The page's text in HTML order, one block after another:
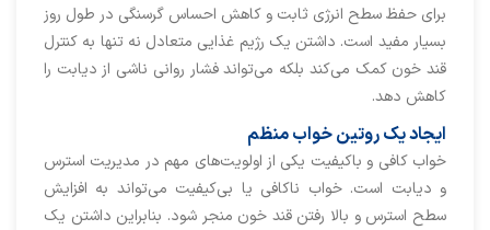
برای حفظ سطح انرژی ثابت و کاهش احساس گرسنگی در طول روز
بسیار مفید است. داشتن یک رژیم غذایی متعادل نه تنها به کنترل
قند خون کمک می‌کند بلکه می‌تواند فشار روانی ناشی از دیابت را
کاهش دهد.
ایجاد یک روتین خواب منظم
خواب کافی و باکیفیت یکی از اولویت‌های مهم در مدیریت استرس
و دیابت است. خواب ناکافی یا بی‌کیفیت می‌تواند به افزایش
سطح استرس و بالا رفتن قند خون منجر شود. بنابراین داشتن یک